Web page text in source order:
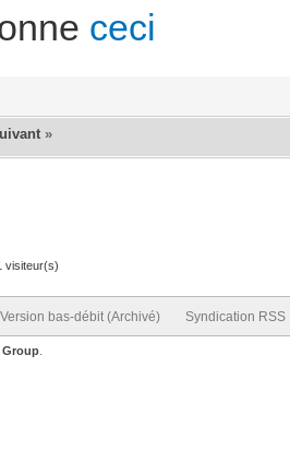
ceci
»
visiteur(s)
Version bas-débit (Archivé) Syndication RSS
Group